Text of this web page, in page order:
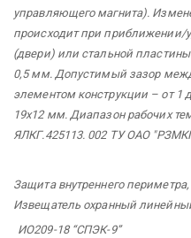
управляющего магнита).
происходит при приближении/
(двери) или стальной
0,5 мм. Допустимый зазор
элементом конструкции – от 1
19х12 мм. Диапазон рабочих
ЯЛКГ.425113. 002 ТУ ОАО
Защитавнутреннего
Извещатель охранный
ИО209-18“СПЭК-9”